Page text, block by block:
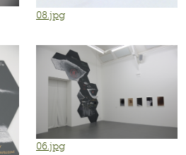
08.jpg
06.jpg